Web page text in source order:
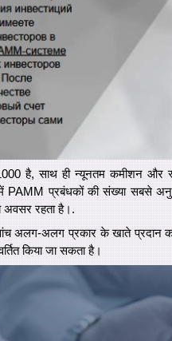
है, साथ ही न्यूनतम कमीशन और
PAMM प्रबंधकों की संख्या सबसे
अवसर रहता है।.
अलग-अलग प्रकार के खाते प्रदान
किया जा सकता है।